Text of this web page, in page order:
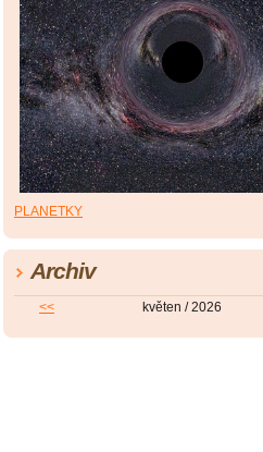
PLANETKY
Archiv
<< květen / 2026